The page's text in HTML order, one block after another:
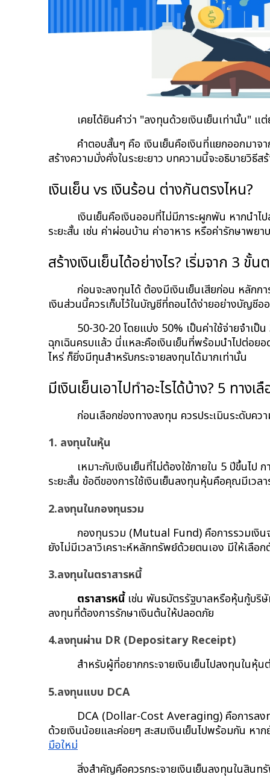
เคยได้ยินคำว่า "ลงทุนด้วยเงินเย็นเท่านั้น" แต่
คำตอบสั้นๆ คือ เงินเย็นคือเงินที่แยกออกมาจ
สร้างความมั่งคั่งในระยะยาว บทความนี้จะอธิบายวิธี
เงินเย็น vs เงินร้อน ต่างกันตรงไหน?
เงินเย็นคือเงินออมที่ไม่มีภาระผูกพัน หากนำ
ระยะสั้น เช่น ค่าผ่อนบ้าน ค่าอาหาร หรือค่ารักษาพย
สร้างเงินเย็นได้อย่างไร? เริ่มจาก 3 ขั้น
ก่อนจะลงทุนได้ ต้องมีเงินเย็นเสียก่อน หลักก
เงินส่วนนี้ควรเก็บไว้ในบัญชีที่ถอนได้ง่ายอย่างบัญ
50-30-20 โดยแบ่ง 50% เป็นค่าใช้จ่ายจำเป็
ฉุกเฉินครบแล้ว นี่แหละคือเงินเย็นที่พร้อมนำไปต่อย
ไหร่ ก็ยิ่งมีทุนสำหรับกระจายลงทุนได้มากเท่านั้น
มีเงินเย็นเอาไปทำอะไรได้บ้าง? 5 ทาง
ก่อนเลือกช่องทางลงทุน ควรประเมินระดับคว
1. ลงทุนในหุ้น
เหมาะกับเงินเย็นที่ไม่ต้องใช้ภายใน 5 ปีขึ้น
ระยะสั้น ข้อดีของการใช้เงินเย็นลงทุนหุ้นคือคุณมีเว
2.ลงทุนในกองทุนรวม
กองทุนรวม (Mutual Fund) คือการรวมเงิ
ยังไม่มีเวลาวิเคราะห์หลักทรัพย์ด้วยตนเอง มีให้เลือ
3.ลงทุนในตราสารหนี้
ตราสารหนี้ เช่น พันธบัตรรัฐบาลหรือหุ้นกู้บริษั
ลงทุนที่ต้องการรักษาเงินต้นให้ปลอดภัย
4.ลงทุนผ่าน DR (Depositary Receipt)
สำหรับผู้ที่อยากกระจายเงินเย็นไปลงทุนในหุ้น
5.ลงทุนแบบ DCA
DCA (Dollar-Cost Averaging) คือการลง
ด้วยเงินน้อยและค่อยๆ สะสมเงินเย็นไปพร้อมกัน หา
มือใหม่
สิ่งสำคัญคือควรกระจายเงินเย็นลงทุนในสินท